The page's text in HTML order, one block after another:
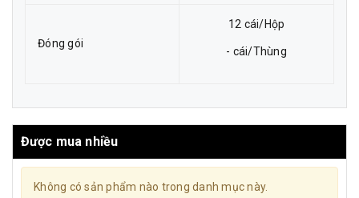
Đóng gói
12 cái/Hộp
- cái/Thùng
Được mua nhiều
Không có sản phẩm nào trong danh mục này.